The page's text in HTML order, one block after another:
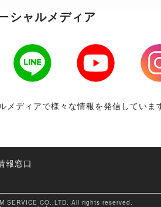
シャルメディア
LINE Youtube
メディアで様々な情報を発信していま
報窓口
SERVICE CO.,LTD. All rights reserved.